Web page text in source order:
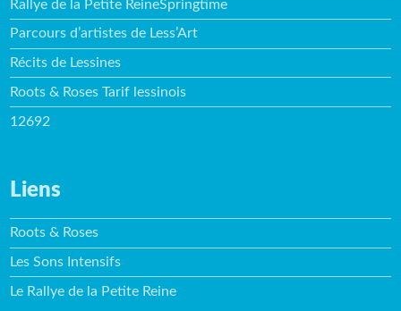
Rallye de la Petite ReineSpringtime
Parcours d’artistes de Less’Art
Récits de Lessines
Roots & Roses Tarif lessinois
12692
Liens
Roots & Roses
Les Sons Intensifs
Le Rallye de la Petite Reine